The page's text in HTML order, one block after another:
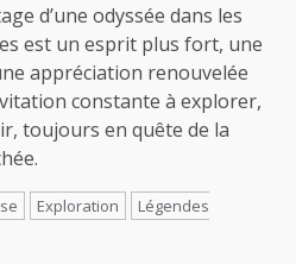
d’une odyssée dans les
est un esprit plus fort, une
appréciation renouvelée
constante à explorer,
toujours en quête de la
Exploration
Légendes